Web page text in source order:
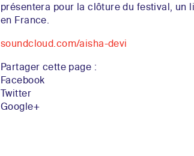
présentera pour la clôture du festival, un
en France.
soundcloud.com/aisha-devi
Partager cette page :
Facebook
Twitter
Google+